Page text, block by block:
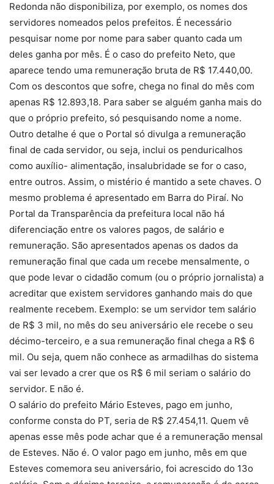
Redonda não disponibiliza, por exemplo, os nomes dos
servidores nomeados pelos prefeitos. É necessário
pesquisar nome por nome para saber quanto cada um
deles ganha por mês. É o caso do prefeito Neto, que
aparece tendo uma remuneração bruta de R$ 17.440,00.
Com os descontos que sofre, chega no final do mês com
apenas R$ 12.893,18. Para saber se alguém ganha mais do
que o próprio prefeito, só pesquisando nome a nome.
Outro detalhe é que o Portal só divulga a remuneração
final de cada servidor, ou seja, inclui os penduricalhos
como auxílio- alimentação, insalubridade se for o caso,
entre outros. Assim, o mistério é mantido a sete chaves. O
mesmo problema é apresentado em Barra do Piraí. No
Portal da Transparência da prefeitura local não há
diferenciação entre os valores pagos, de salário e
remuneração. São apresentados apenas os dados da
remuneração final que cada um recebe mensalmente, o
que pode levar o cidadão comum (ou o próprio jornalista) a
acreditar que existem servidores ganhando mais do que
realmente recebem. Exemplo: se um servidor tem salário
de R$ 3 mil, no mês do seu aniversário ele recebe o seu
décimo-terceiro, e a sua remuneração final chega a R$ 6
mil. Ou seja, quem não conhece as armadilhas do sistema
vai ser levado a crer que os R$ 6 mil seriam o salário do
servidor. E não é.
O salário do prefeito Mário Esteves, pago em junho,
conforme consta do PT, seria de R$ 27.454,11. Quem vê
apenas esse mês pode achar que é a remuneração mensal
de Esteves. Não é. O valor pago em junho, mês em que
Esteves comemora seu aniversário, foi acrescido do 13o